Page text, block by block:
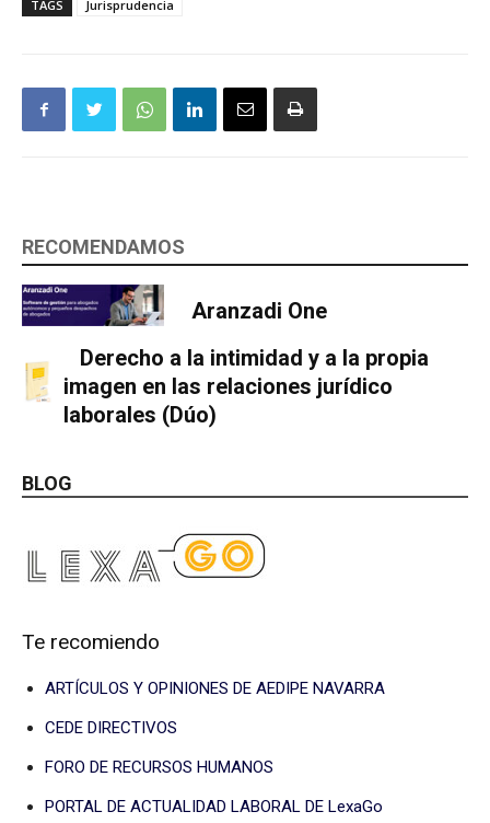
TAGS Jurisprudencia
RECOMENDAMOS
Aranzadi One
Derecho a la intimidad y a la propia
imagen en las relaciones jurídico
laborales (Dúo)
BLOG
Te recomiendo
ARTÍCULOS Y OPINIONES DE AEDIPE NAVARRA
CEDE DIRECTIVOS
FORO DE RECURSOS HUMANOS
PORTAL DE ACTUALIDAD LABORAL DE LexaGo